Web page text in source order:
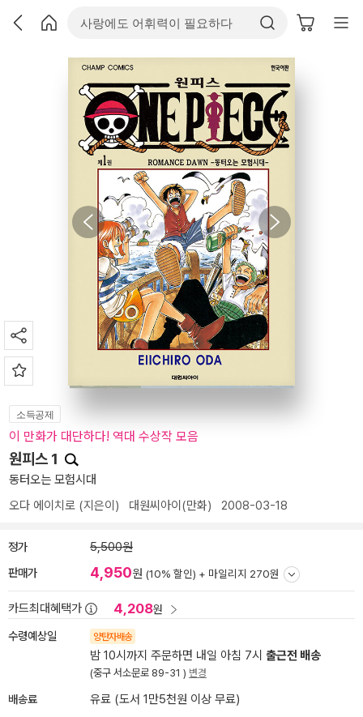
소득공제
이 만화가 대단하다! 역대 수상작 모음
원피스 1
동터오는 모험시대
오다 에이치로 (지은이) 대원씨아이(만화) 2008-03-18
정가 5,500원
판매가 4,950원 (10% 할인) + 마일리지 270원
카드최대혜택가 4,208원
수령예상일 양탄자배송
밤 10시까지 주문하면 내일 아침 7시 출근전 배송
(중구 서소문로 89-31 ) 변경
배송료
유료 (도서 1만5천원 이상 무료)